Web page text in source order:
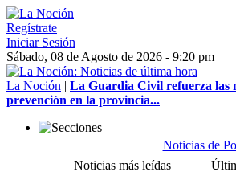
Regístrate
Iniciar Sesión
Sábado, 08 de Agosto de 2026 - 9:20 pm
La Noción | La Guardia Civil refuerza las
prevención en la provincia...
Noticias de
Noticias más leídas